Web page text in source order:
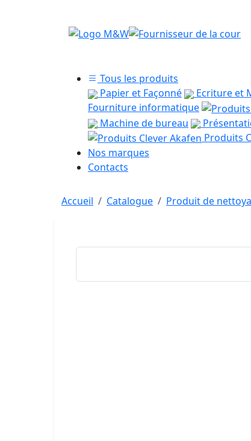
Tous les produits
Papier et Façonné
Ecriture et
Fourniture informatique
Machine de bureau
Produits
Nos marques
Contacts
Accueil Catalogue Produit de